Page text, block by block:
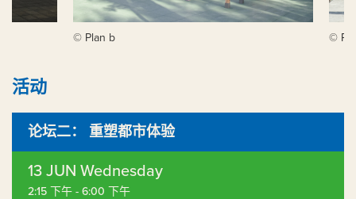
© Plan b ©
活动
论坛二： 重塑都市体验
13 JUN Wednesday
2:15 下午 - 6:00 下午